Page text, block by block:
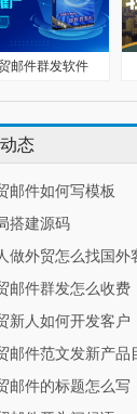
邮件群发软件
态
邮件如何写模板
搭建源码
做外贸怎么找国外
邮件群发怎么收费
新人如何开发客户
邮件范文发新产品
邮件的标题怎么写